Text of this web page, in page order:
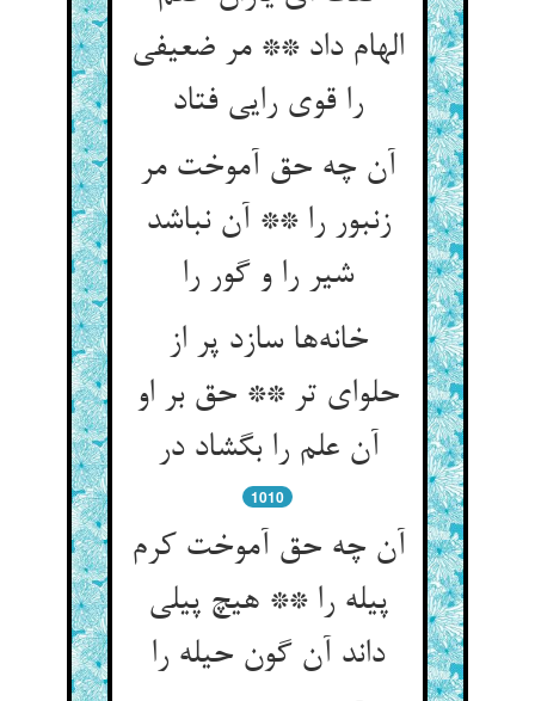
الهام داد ** مر ضعیفی
را قوی رایی فتاد
آن چه حق آموخت مر
زنبور را ** آن نباشد
شیر را و گور را
خانه‌‌ها سازد پر از
حلوای تر ** حق بر او
آن علم را بگشاد در
1010
آن چه حق آموخت کرم
پیله را ** هیچ پیلی
داند آن گون حیله را